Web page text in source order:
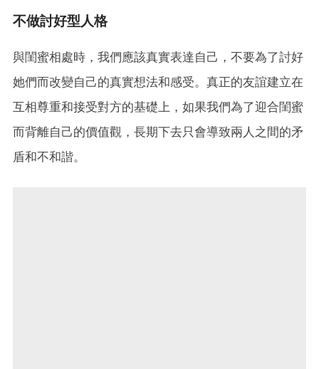
不做討好型人格
與閨蜜相處時，我們應該真實表達自己，不要為了討好
她們而改變自己的真實想法和感受。真正的友誼建立在
互相尊重和接受對方的基礎上，如果我們為了迎合閨蜜
而背離自己的價值觀，長期下去只會導致兩人之間的矛
盾和不和諧。